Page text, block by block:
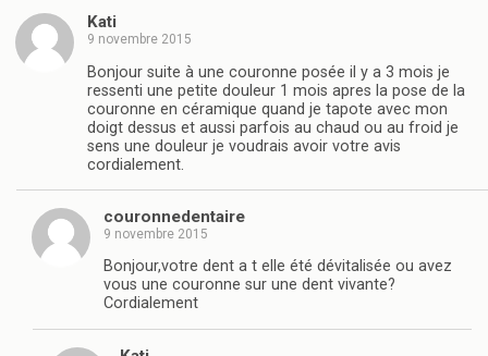
Kati
9 novembre 2015
Bonjour suite à une couronne posée il y a 3 mois je
ressenti une petite douleur 1 mois apres la pose de la
couronne en céramique quand je tapote avec mon
doigt dessus et aussi parfois au chaud ou au froid je
sens une douleur je voudrais avoir votre avis
cordialement.
couronnedentaire
9 novembre 2015
Bonjour,votre dent a t elle été dévitalisée ou avez
vous une couronne sur une dent vivante?
Cordialement